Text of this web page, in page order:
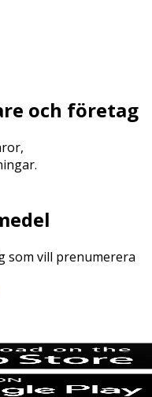
och företag
som vill prenumerera